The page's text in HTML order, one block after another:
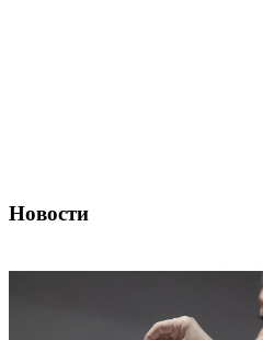
Новости